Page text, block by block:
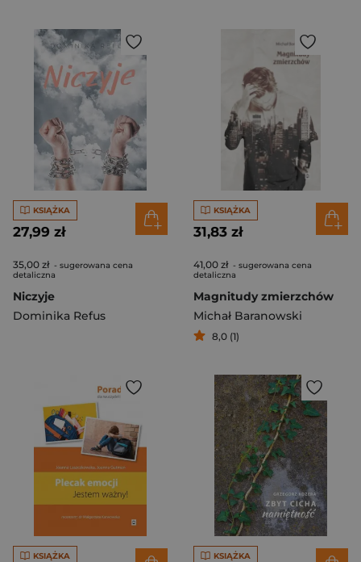
KSIĄŻKA
27,99 zł
35,00 zł - sugerowana cena
detaliczna
Niczyje
Dominika Refus
KSIĄŻKA
31,83 zł
41,00 zł - sugerowana cena
detaliczna
Magnitudy zmierzchów
Michał Baranowski
8,0 (1)
KSIĄŻKA KSIĄŻKA